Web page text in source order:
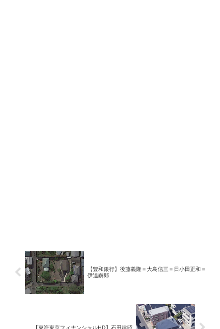
【豊和銀行】後藤義隆＝大島信三＝日小田正和＝
伊達嗣郎
【東海東京フィナンシャルHD】石田建昭